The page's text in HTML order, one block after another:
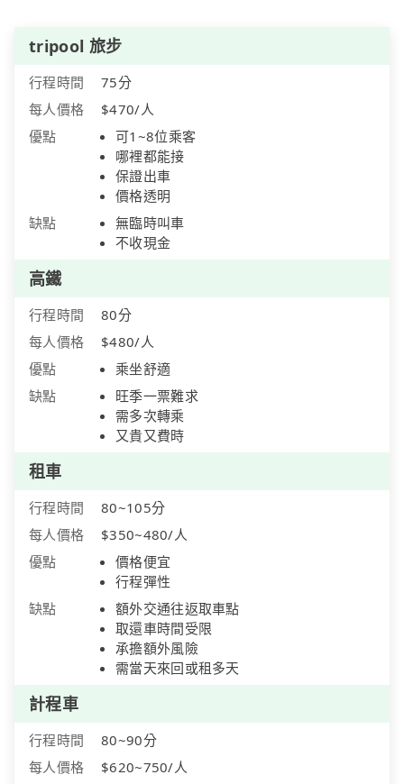
tripool 旅步
行程時間
75分
每人價格
$470/人
優點
可1~8位乘客
哪裡都能接
保證出車
價格透明
缺點
無臨時叫車
不收現金
高鐵
行程時間
80分
每人價格
$480/人
優點
乘坐舒適
缺點
旺季一票難求
需多次轉乘
又貴又費時
租車
行程時間
80~105分
每人價格
$350~480/人
優點
價格便宜
行程彈性
缺點
額外交通往返取車點
取還車時間受限
承擔額外風險
需當天來回或租多天
計程車
行程時間
80~90分
每人價格
$620~750/人